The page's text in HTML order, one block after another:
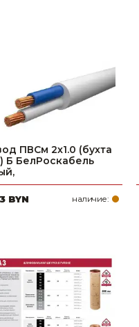
ПВСм 2х1.0 (бухта
Б БелРоскабель
BYN наличие: